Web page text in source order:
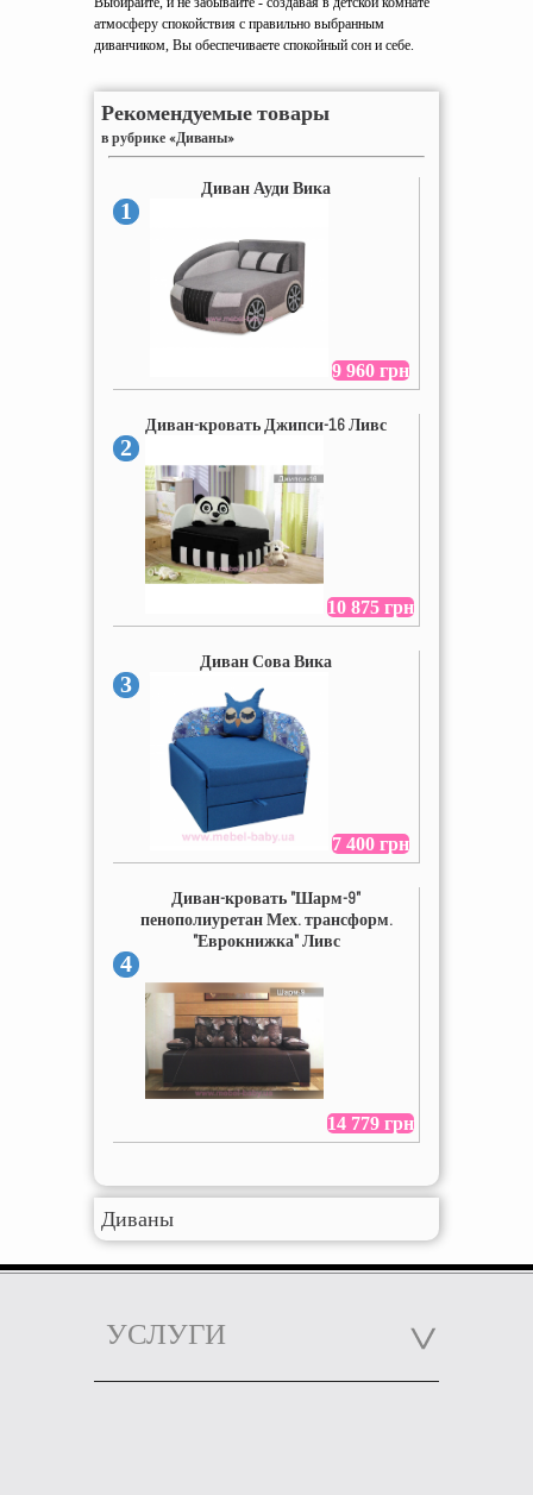
атмосферу спокойствия с правильно выбранным
диванчиком, Вы обеспечиваете спокойный сон и себе.
Рекомендуемые товары
в рубрике «Диваны»
Диван Ауди Вика
1
9 960 грн
Диван-кровать Джипси-16 Ливс
2
10 875 грн
Диван Сова Вика
3
7 400 грн
Диван-кровать "Шарм-9"
пенополиуретан Мех. трансформ.
"Еврокнижка" Ливс
4
14 779 грн
Диваны
УСЛУГИ